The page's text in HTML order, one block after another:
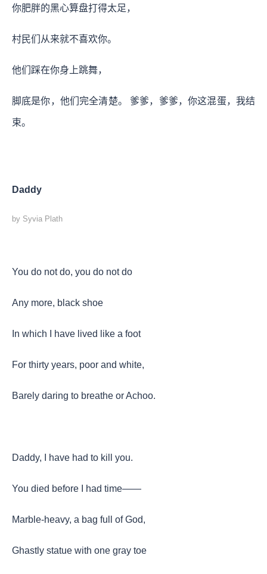
你肥胖的黑心算盘打得太足，
村民们从来就不喜欢你。
他们踩在你身上跳舞，
脚底是你，他们完全清楚。 爹爹，爹爹，你这混蛋，我结
束。
Daddy
by Syvia Plath
You do not do, you do not do
Any more, black shoe
In which I have lived like a foot
For thirty years, poor and white,
Barely daring to breathe or Achoo.
Daddy, I have had to kill you.
You died before I had time——
Marble-heavy, a bag full of God,
Ghastly statue with one gray toe